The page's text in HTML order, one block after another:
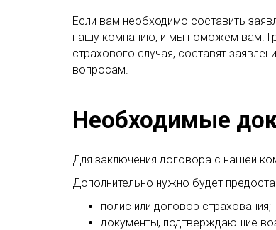
Если вам необходимо составить
нашу компанию, и мы поможем вам.
страхового случая, составят
вопросам.
Необходимые
Для заключения договора с нашей
Дополнительно нужно будет
полис или договор страхования;
документы, подтверждающие